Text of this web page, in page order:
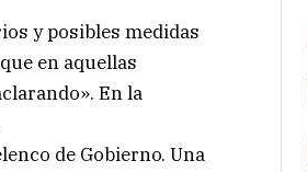
y posibles medidas
en aquellas
En la
de Gobierno. Una